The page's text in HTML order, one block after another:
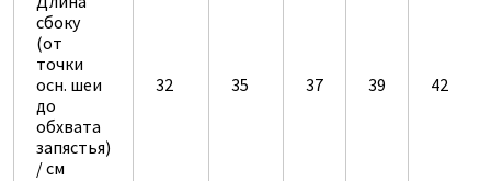
сбоку
(от
точки
осн. шеи
до
обхвата
запястья)
/ см
32 35 37 39 42